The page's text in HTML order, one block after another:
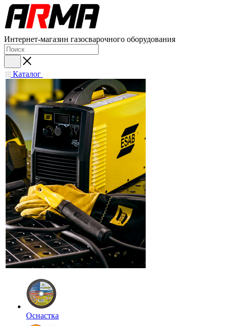
Интернет-магазин газосварочного оборудования
Каталог
Оснастка